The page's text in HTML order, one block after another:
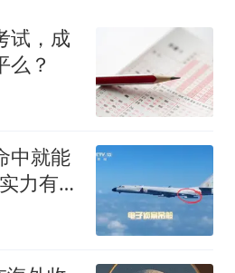
试，成
么？
中就能
力有多